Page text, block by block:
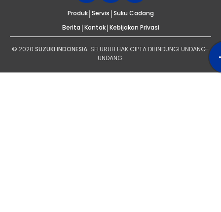
Produk|Servis |Suku Cadang
Berita |Kontak|Kebijakan Privasi
© 2020 SUZUKI INDONESIA. SELURUH HAK CIPTA DILINDUNGI UNDANG-
UNDANG.